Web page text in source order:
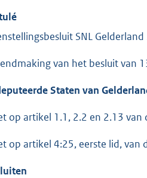
SNL
van het besluit van
Staten van
op artikel 1.1, 2.2 en 2.13 van
op artikel 4:25, eerste lid, van